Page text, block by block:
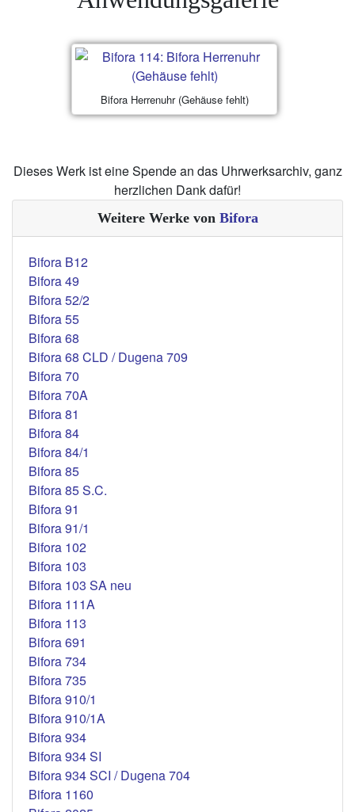
Bifora Herrenuhr (Gehäuse fehlt)
Dieses Werk ist eine Spende an das Uhrwerksarchiv, ganz
herzlichen Dank dafür!
Weitere Werke von Bifora
Bifora B12
Bifora 49
Bifora 52/2
Bifora 55
Bifora 68
Bifora 68 CLD / Dugena 709
Bifora 70
Bifora 70A
Bifora 81
Bifora 84
Bifora 84/1
Bifora 85
Bifora 85 S.C.
Bifora 91
Bifora 91/1
Bifora 102
Bifora 103
Bifora 103 SA neu
Bifora 111A
Bifora 113
Bifora 691
Bifora 734
Bifora 735
Bifora 910/1
Bifora 910/1A
Bifora 934
Bifora 934 SI
Bifora 934 SCI / Dugena 704
Bifora 1160